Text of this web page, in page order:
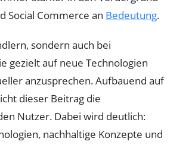
Social Commerce an Bedeutung.
sondern auch bei
gezielt auf neue Technologien
anzusprechen. Aufbauend auf
dieser Beitrag die
Nutzer. Dabei wird deutlich:
nachhaltige Konzepte und